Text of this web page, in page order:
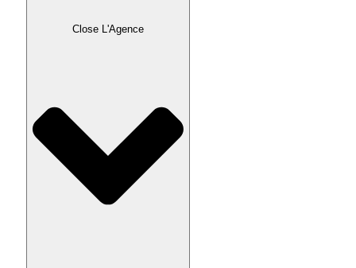
Close L'Agence